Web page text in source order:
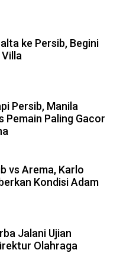
ke Persib, Begini
Persib, Manila
Pemain Paling Gacor
vs Arema, Karlo
Kondisi Adam
Jalani Ujian
Olahraga